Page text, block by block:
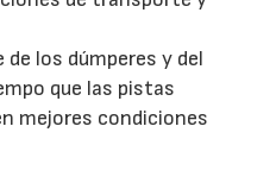
los dúmperes y del
que las pistas
mejores condiciones